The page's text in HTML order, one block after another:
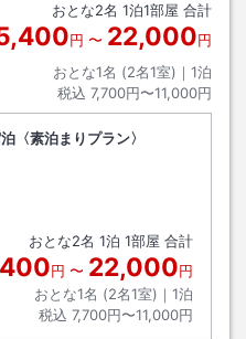
おとな2名 1泊1部屋 合計
円 〜 22,000円
おとな1名 (2名1室)｜ 1泊
税込 7,700円〜11,000円
〈素泊まりプラン〉
おとな2名 1泊 1部屋 合計
円 〜 22,000円
おとな1名 (2名1室)｜ 1泊
税込 7,700円〜11,000円